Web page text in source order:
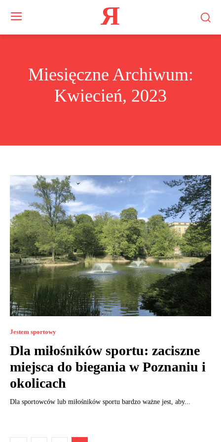
Я
Miesięczne Archiwum:
Kwiecień, 2023
Jestem sportowy
Dla miłośników sportu: zaciszne
miejsca do biegania w Poznaniu i
okolicach
Dla sportowców lub miłośników sportu bardzo ważne jest, aby...